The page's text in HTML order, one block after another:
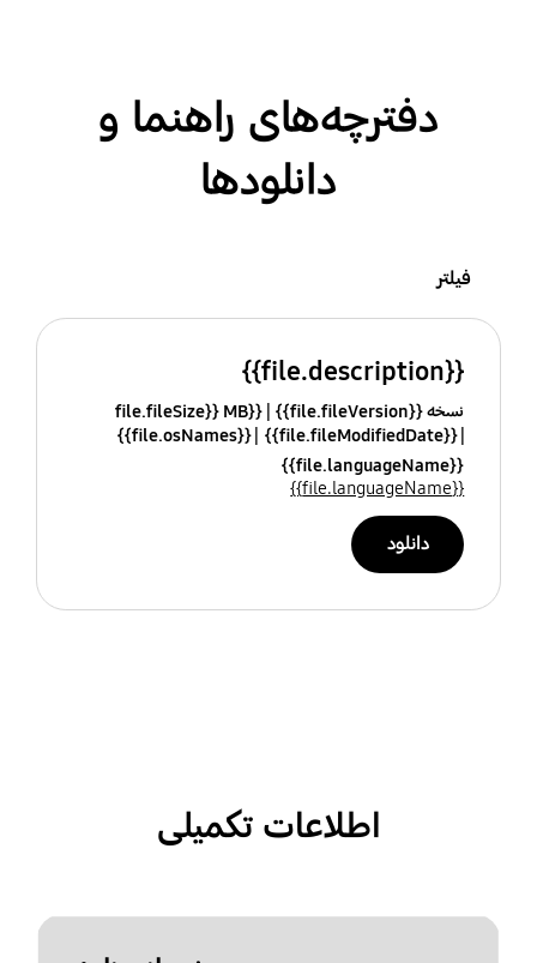
دفترچه‌های راهنما و
دانلودها
فیلتر
{{file.description}}
نسخه {{file.fileVersion}}
{{file.fileSize}} MB
{{file.fileModifiedDate}}
{{file.osNames}}
{{file.languageName}}
{{file.languageName}}
دانلود
اطلاعات تکمیلی